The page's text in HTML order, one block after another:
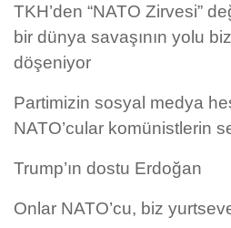
TKH’den “NATO Zirvesi”
bir dünya savaşının yolu
döşeniyor
Partimizin sosyal medya
NATO’cular komünistlerin
Trump’ın dostu Erdoğan
Onlar NATO’cu, biz